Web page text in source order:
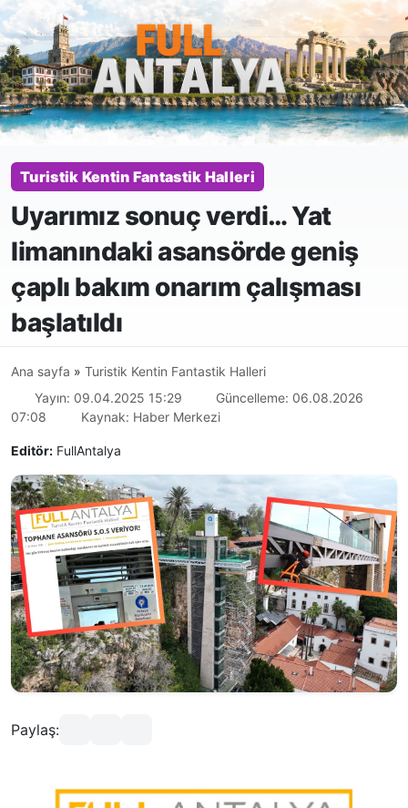
Turistik Kentin Fantastik Halleri
Uyarımız sonuç verdi… Yat
limanındaki asansörde geniş
çaplı bakım onarım çalışması
başlatıldı
Ana sayfa » Turistik Kentin Fantastik Halleri
Yayın: 09.04.2025 15:29
Güncelleme: 06.08.2026
07:08
Kaynak: Haber Merkezi
Editör: FullAntalya
Paylaş: